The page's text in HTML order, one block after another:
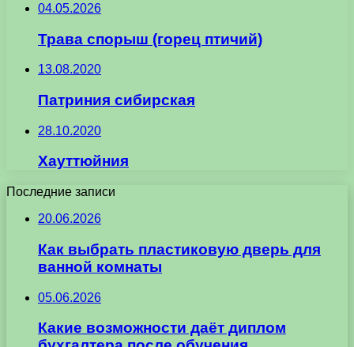
04.05.2026
Трава спорыш (горец птичий)
13.08.2020
Патриния сибирская
28.10.2020
Хауттюйния
Последние записи
20.06.2026
Как выбрать пластиковую дверь для
ванной комнаты
05.06.2026
Какие возможности даёт диплом